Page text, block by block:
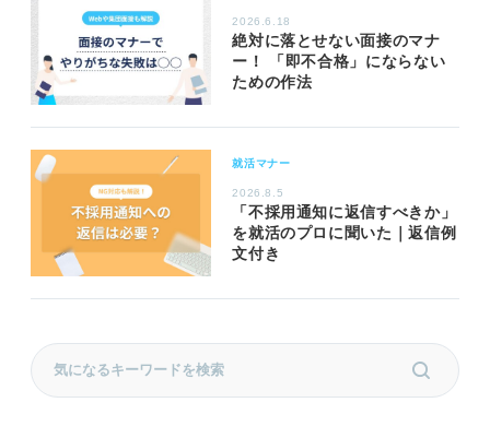
2026.6.18
絶対に落とせない面接のマナ
ー！ 「即不合格」にならない
ための作法
就活マナー
2026.8.5
「不採用通知に返信すべきか」
を就活のプロに聞いた｜返信例
文付き